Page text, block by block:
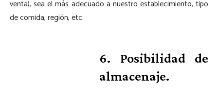
venta), sea el más adecuado a nuestro establecimiento, tipo
de comida, región, etc.
6. Posibilidad de
almacenaje.